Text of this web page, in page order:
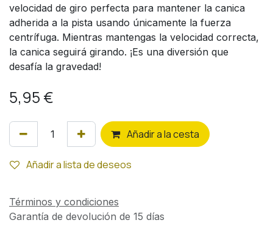
velocidad de giro perfecta para mantener la canica
adherida a la pista usando únicamente la fuerza
centrífuga. Mientras mantengas la velocidad correcta,
la canica seguirá girando. ¡Es una diversión que
desafía la gravedad!
5,95 €
Añadir a la cesta
Añadir a lista de deseos
Términos y condiciones
Garantía de devolución de 15 días